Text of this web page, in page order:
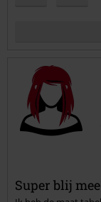
Commentaar
Super blij mee